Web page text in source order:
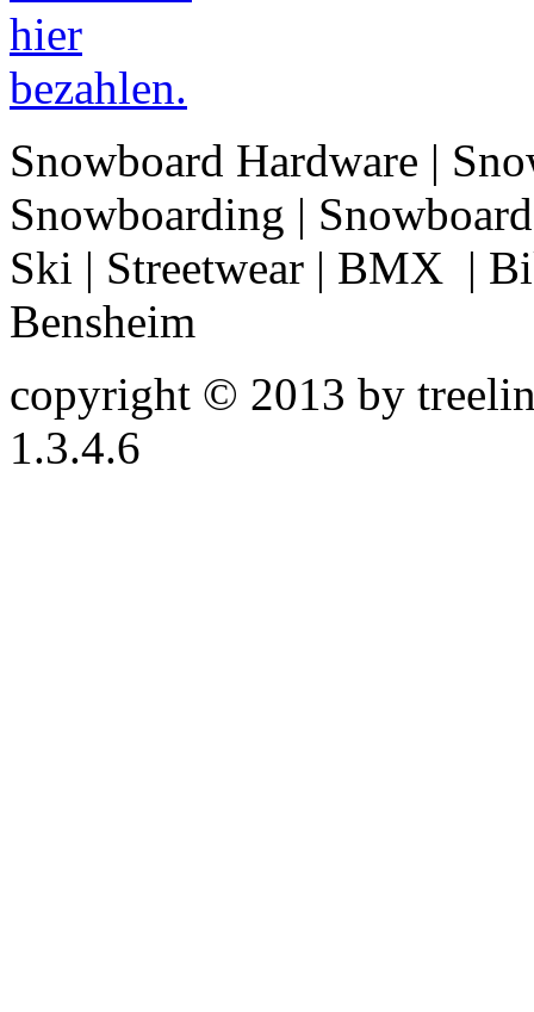
Snowboard Hardware |
Snowboarding |
Ski | Streetwear | BMX |
Bensheim
copyright © 2013 by
1.3.4.6